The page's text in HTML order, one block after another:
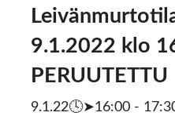
9.1.2022 klo
PERUUTETTU
9.1.22🕓➤16:00-